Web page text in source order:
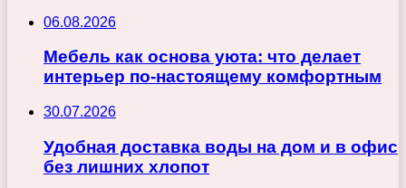
06.08.2026
Мебель как основа уюта: что делает
интерьер по-настоящему комфортным
30.07.2026
Удобная доставка воды на дом и в офис
без лишних хлопот